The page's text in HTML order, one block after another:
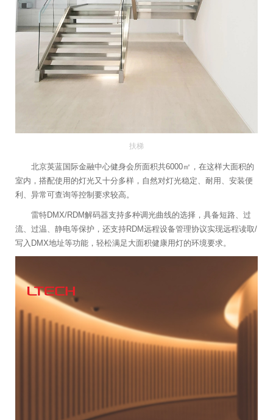
扶梯
北京英蓝国际金融中心健身会所面积共6000㎡，在这样大面积的
室内，搭配使用的灯光又十分多样，自然对灯光稳定、耐用、安装便
利、异常可查询等控制要求较高。
雷特DMX/RDM解码器支持多种调光曲线的选择，具备短路、过
流、过温、静电等保护，还支持RDM远程设备管理协议实现远程读取/
写入DMX地址等功能，轻松满足大面积健康用灯的环境要求。